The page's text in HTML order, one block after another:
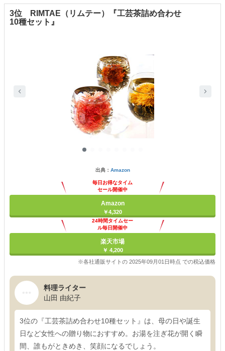
3位 RIMTAE（リムテー）『工芸茶詰め合わせ
10種セット』
出典： Amazon
毎日お得なタイム
セール開催中
Amazon
￥4,320
24時間タイムセー
ル毎日開催中
楽天市場
￥ 4,200
※各社通販サイトの 2025年09月01日時点 での税込価格
料理ライター
山田 由紀子
3位の『工芸茶詰め合わせ10種セット』は、母の日や誕生
日など女性への贈り物におすすめ。お湯を注ぎ花が開く瞬
間、誰もがときめき、笑顔になるでしょう。